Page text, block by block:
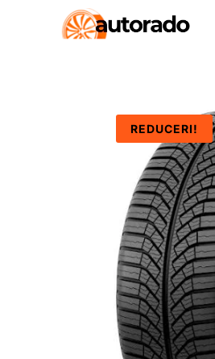
REDUCERI!